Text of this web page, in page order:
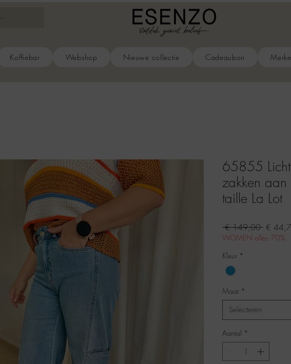
Koffiebar Webshop Nieuwe collectie Cadeaubon
65855
zakken
taille La Lot
€ 149,00
prijs
€
WOMEN alles -70%
Kleur *
Maat *
Selecteren
Aantal *